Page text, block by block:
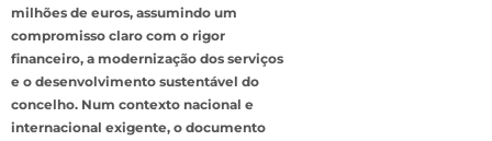
milhões de euros, assumindo um
compromisso claro com o rigor
financeiro, a modernização dos serviços
e o desenvolvimento sustentável do
concelho. Num contexto nacional e
internacional exigente, o documento